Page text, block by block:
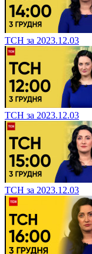
ТСН за 2023.12.03
ТСН за 2023.12.03
ТСН за 2023.12.03